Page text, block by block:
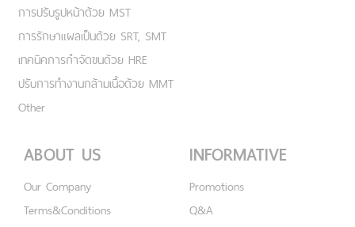
การปรับรูปหน้าด้วย MST
การรักษาแผลเป็นด้วย SRT, SMT
เทคนิคการกำจัดขนด้วย HRE
ปรับการทำงานกล้ามเนื้อด้วย MMT
Other
ABOUT US
Our Company
Terms&Conditions
INFORMATIVE
Promotions
Q&A